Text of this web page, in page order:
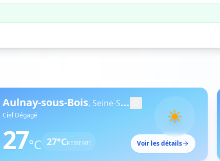
Aulnay-sous-Bois, Seine-Saint-Denis
Ciel Dégagé
27°C 27°CRESSENTI Voir les détails